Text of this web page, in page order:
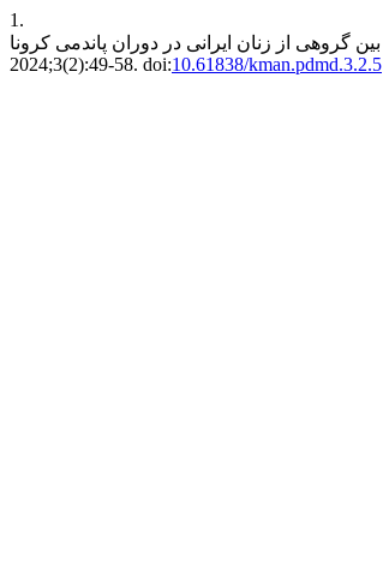
1.
2024;3(2):49-58. doi:10.61838/kman.pdmd.3.2.5